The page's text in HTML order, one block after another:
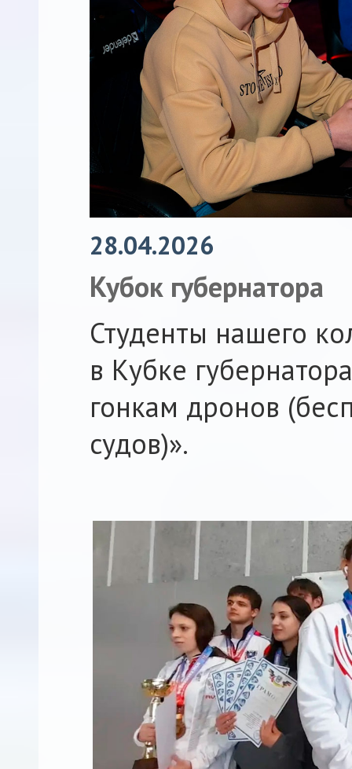
28.04.2026
Кубок губернатора
Студенты нашего
в Кубке
гонкам дронов
судов)».